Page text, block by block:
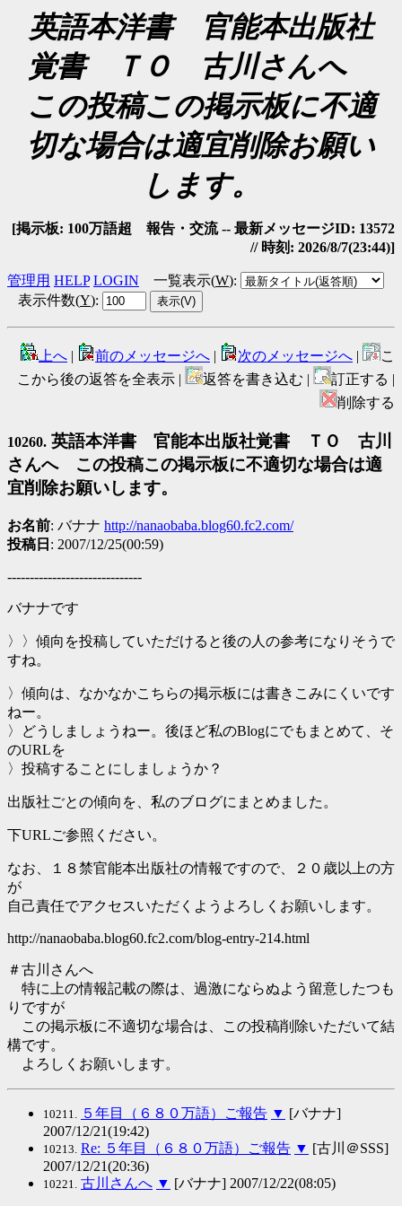
英語本洋書 官能本出版社
覚書 ＴＯ 古川さんへ
この投稿この掲示板に不適
切な場合は適宜削除お願い
します。
[掲示板: 100万語超 報告・交流 -- 最新メッセージID: 13572
// 時刻: 2026/8/7(23:44)]
管理用 HELP LOGIN 一覧表示(W):
表示件数(Y):
上へ | 前のメッセージへ | 次のメッセージへ |
こ
こから後の返答を全表示 |
返答を書き込む |
訂正する |
削除する
10260. 英語本洋書 官能本出版社覚書 ＴＯ 古川
さんへ この投稿この掲示板に不適切な場合は適
宜削除お願いします。
お名前: バナナ http://nanaobaba.blog60.fc2.com/
投稿日 : 2007/12/25(00:59)
------------------------------
バナナです
〉〉傾向を投稿していただけると後の人の参考になりそうで
すね。
〉傾向は、なかなかこちらの掲示板には書きこみにくいです
ねー。
〉どうしましょうねー。後ほど私のBlogにでもまとめて、そ
のURLを
〉投稿することにしましょうか？
出版社ごとの傾向を、私のブログにまとめました。
下URLご参照ください。
なお、１８禁官能本出版社の情報ですので、２０歳以上の方
が
自己責任でアクセスいただくようよろしくお願いします。
http://nanaobaba.blog60.fc2.com/blog-entry-214.html
＃古川さんへ
特に上の情報記載の際は、過激にならぬよう留意したつも
りですが
この掲示板に不適切な場合は、この投稿削除いただいて結
構です。
よろしくお願いします。
10211. ５年目（６８０万語）ご報告 ▼ [バナナ]
2007/12/21(19:42)
10213. Re: ５年目（６８０万語）ご報告 ▼ [古川＠SSS]
2007/12/21(20:36)
10221. 古川さんへ ▼ [バナナ] 2007/12/22(08:05)